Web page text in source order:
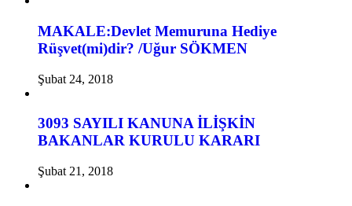
MAKALE:Devlet Memuruna Hediye
Rüşvet(mi)dir? /Uğur SÖKMEN
Şubat 24, 2018
3093 SAYILI KANUNA İLİŞKİN
BAKANLAR KURULU KARARI
Şubat 21, 2018